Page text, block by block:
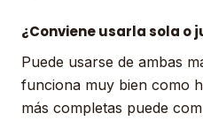
¿Conviene usarla sola o
Puede usarse de ambas
funciona muy bien como
más completas puede